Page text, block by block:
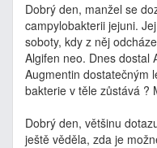
Dobrý den, manžel se
campylobakterii jejuni.
soboty, kdy z něj
Algifen neo. Dnes dostal
Augmentin dostatečným
bakterie v těle zůstává ?
Dobrý den, většinu
ještě věděla, zda je